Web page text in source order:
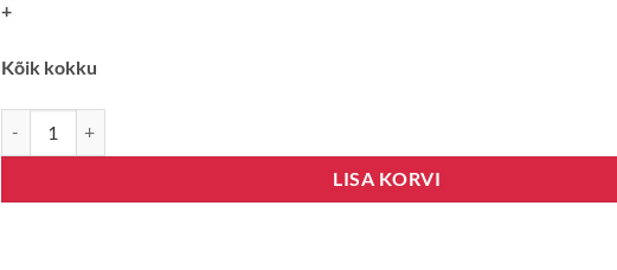
+
Kõik kokku
LISA KORVI